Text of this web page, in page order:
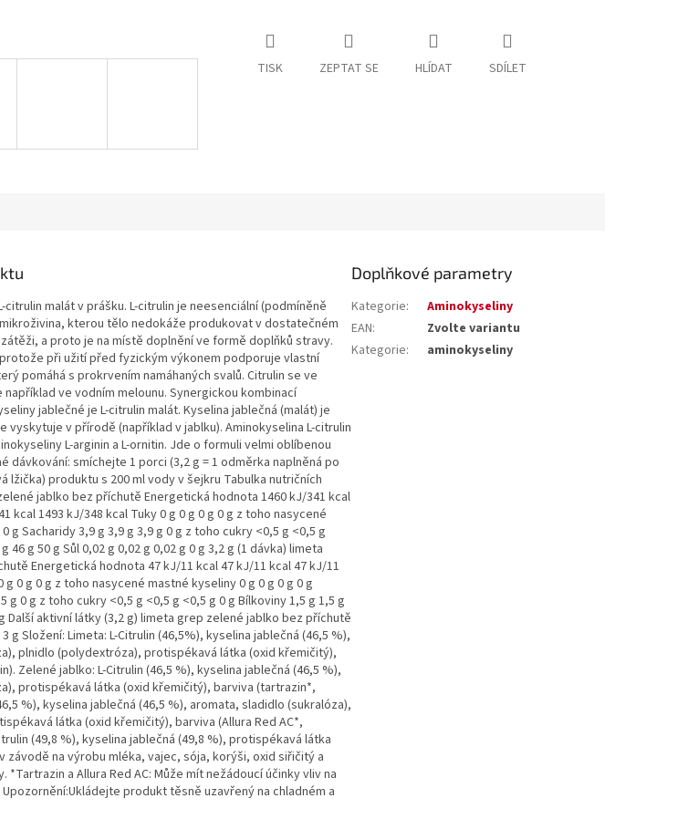
TISK ZEPTAT SE HLÍDAT SDÍLET
citrulin malát v prášku. L-citrulin je neesenciální (podmíněně
kterou tělo nedokáže produkovat v dostatečném
a proto je na místě doplnění ve formě doplňků stravy.
při užití před fyzickým výkonem podporuje vlastní
pomáhá s prokrvením namáhaných svalů. Citrulin se ve
ve vodním melounu. Synergickou kombinací
jablečné je L-citrulin malát. Kyselina jablečná (malát) je
vyskytuje v přírodě (například v jablku). Aminokyselina L-citrulin
L-arginin a L-ornitin. Jde o formuli velmi oblíbenou
dávkování: smíchejte 1 porci (3,2 g = 1 odměrka naplněná po
lžička) produktu s 200 ml vody v šejkru Tabulka nutričních
jablko bez příchutě Energetická hodnota 1460 kJ/341 kcal
kcal 1493 kJ/348 kcal Tuky 0 g 0 g 0 g 0 g z toho nasycené
g Sacharidy 3,9 g 3,9 g 3,9 g 0 g z toho cukry <0,5 g <0,5 g
46 g 50 g Sůl 0,02 g 0,02 g 0,02 g 0 g 3,2 g (1 dávka) limeta
Energetická hodnota 47 kJ/11 kcal 47 kJ/11 kcal 47 kJ/11
g 0 g 0 g z toho nasycené mastné kyseliny 0 g 0 g 0 g 0 g
g 0 g z toho cukry <0,5 g <0,5 g <0,5 g 0 g Bílkoviny 1,5 g 1,5 g
Další aktivní látky (3,2 g) limeta grep zelené jablko bez příchutě
g Složení: Limeta: L-Citrulin (46,5%), kyselina jablečná (46,5 %),
plnidlo (polydextróza), protispékavá látka (oxid křemičitý),
Zelené jablko: L-Citrulin (46,5 %), kyselina jablečná (46,5 %),
protispékavá látka (oxid křemičitý), barviva (tartrazin*,
%), kyselina jablečná (46,5 %), aromata, sladidlo (sukralóza),
látka (oxid křemičitý), barviva (Allura Red AC*,
(49,8 %), kyselina jablečná (49,8 %), protispékavá látka
závodě na výrobu mléka, vajec, sója, korýši, oxid siřičitý a
a Allura Red AC: Může mít nežádoucí účinky vliv na
produkt těsně uzavřený na chladném a
Doplňkové parametry
Kategorie:
Aminokyseliny
EAN:
Zvolte variantu
Kategorie: aminokyseliny